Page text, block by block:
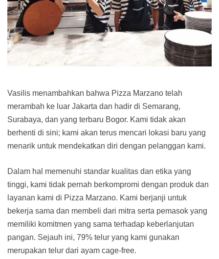
Vasilis menambahkan bahwa Pizza Marzano telah
merambah ke luar Jakarta dan hadir di Semarang,
Surabaya, dan yang terbaru Bogor. Kami tidak akan
berhenti di sini; kami akan terus mencari lokasi baru yang
menarik untuk mendekatkan diri dengan pelanggan kami.
Dalam hal memenuhi standar kualitas dan etika yang
tinggi, kami tidak pernah berkompromi dengan produk dan
layanan kami di Pizza Marzano. Kami berjanji untuk
bekerja sama dan membeli dari mitra serta pemasok yang
memiliki komitmen yang sama terhadap keberlanjutan
pangan. Sejauh ini, 79% telur yang kami gunakan
merupakan telur dari ayam cage-free.